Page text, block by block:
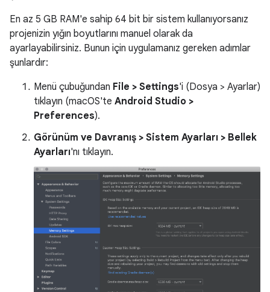
En az 5 GB RAM'e sahip 64 bit bir sistem kullanıyorsanız
projenizin yığın boyutlarını manuel olarak da
ayarlayabilirsiniz. Bunun için uygulamanız gereken adımlar
şunlardır:
Menü çubuğundan File > Settings'i (Dosya > Ayarlar)
tıklayın (macOS'te Android Studio >
Preferences).
Görünüm ve Davranış > Sistem Ayarları > Bellek
Ayarları'nı tıklayın.